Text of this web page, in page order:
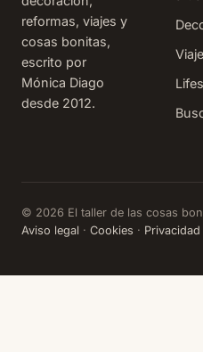
reformas, viajes y
cosas bonitas,
escrito por
Mónica Diago
desde 2012.
© 2026 El taller de las cosas
Aviso legal · Cookies · Privacidad